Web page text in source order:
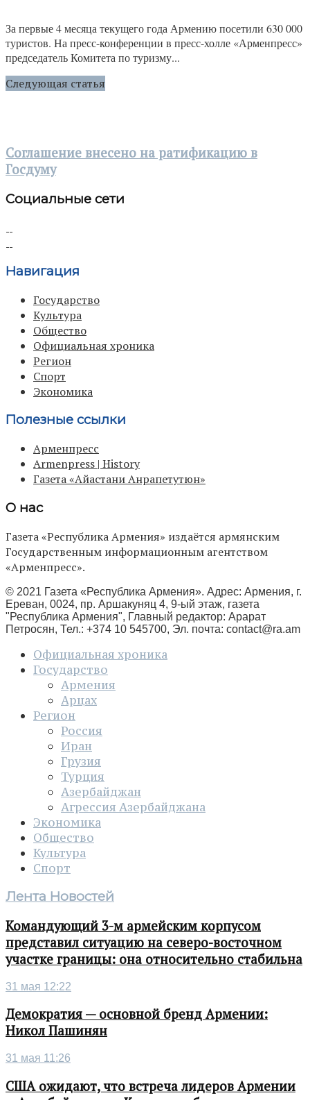
За первые 4 месяца текущего года Армению посетили 630 000
туристов. На пресс-конференции в пресс-холле «Арменпресс»
председатель Комитета по туризму...
Следующая статья
Соглашение внесено на ратификацию в
Госдуму
Социальные сети
Навигация
Государство
Культура
Общество
Официальная хроника
Регион
Спорт
Экономика
Полезные ссылки
Арменпресс
Armenpress | History
Газета «Айастани Анрапетутюн»
О нас
Газета «Республика Армения» издаётся армянским
Государственным информационным агентством
«Арменпресс».
© 2021 Газета «Республика Армения». Адрес: Армения, г.
Ереван, 0024, пр. Аршакуняц 4, 9-ый этаж, газета
"Республика Армения", Главный редактор: Арарат
Петросян, Тел.: +374 10 545700, Эл. почта: contact@ra.am
Официальная хроника
Государство
Армения
Арцах
Регион
Россия
Иран
Грузия
Турция
Азербайджан
Агрессия Азербайджана
Экономика
Общество
Культура
Спорт
Лента Новостей
Командующий 3-м армейским корпусом
представил ситуацию на северо-восточном
участке границы: она относительно стабильна
31 мая 12:22
Демократия — основной бренд Армении:
Никол Пашинян
31 мая 11:26
США ожидают, что встреча лидеров Армении